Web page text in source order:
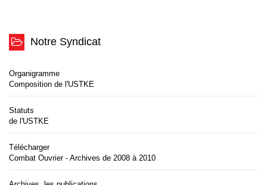
Notre Syndicat
Organigramme
Composition de l'USTKE
Statuts
de l'USTKE
Télécharger
Combat Ouvrier - Archives de 2008 à 2010